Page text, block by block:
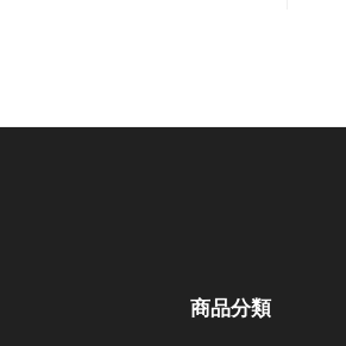
商品分類